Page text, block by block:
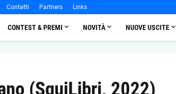
Contatti Partners Links
CONTEST & PREMI NOVITÀ NUOVE USCITE
(SquiLibri, 2022)